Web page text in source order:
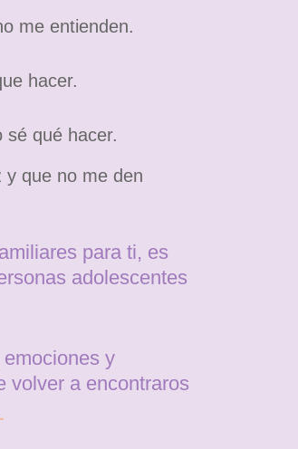
me entienden.
hacer.
sé qué hacer.
y que no me den
para ti, es
adolescentes
y
volver a encontraros